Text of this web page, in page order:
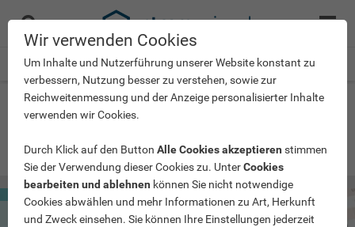
Suche
Menü
Startseite>Über uns & Partner
Der Stromspiegel & seine
Partner
Wir verwenden Cookies
Um Inhalte und Nutzerführung unserer Website konstant zu
verbessern, Nutzung besser zu verstehen, sowie zur
Reichweitenmessung und der Anzeige personalisierter Inhalte
verwenden wir Cookies.
Durch Klick auf den Button Alle Cookies akzeptieren stimmen
Sie der Verwendung dieser Cookies zu. UnterCookies
bearbeiten und ablehnen können Sie nicht notwendige
Cookies abwählen und mehr Informationen zu Art, Herkunft
und Zweck einsehen. Sie können Ihre Einstellungen jederzeit